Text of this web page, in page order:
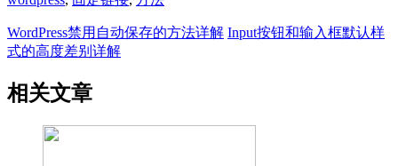
WordPress禁用自动保存的方法详解 Input按钮和输入框默认样
式的高度差别详解
相关文章